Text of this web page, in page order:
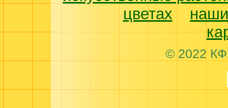
цветах
© 2022